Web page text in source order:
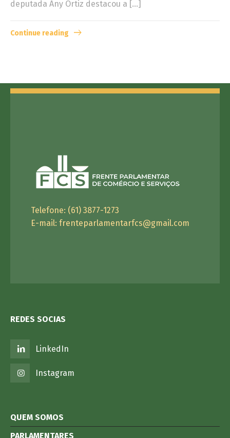
deputada Any Ortiz destacou a […]
Continue reading
Telefone: (61) 3877-1273
E-mail: frenteparlamentarfcs@gmail.com
REDES SOCIAS
LinkedIn
Instagram
QUEM SOMOS
PARLAMENTARES